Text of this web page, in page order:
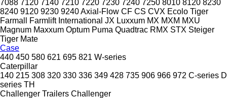
7088 7120 7140 7210 7220 7230 7240 7250 8010 8120 8230
8240 9120 9230 9240Axial-Flow CF CS CVX Ecolo Tiger
Farmall
Farmlift International JX Luxxum MX MXM MXU
Magnum Maxxum Optum Puma Quadtrac RMX STX Steiger
Tiger Mate
Case
440 450 580 621 695 821 W-series
Caterpillar
140 215 308 320 330 336 349 428 735 906 966 972 C-series D
series TH
Challenger Trailers Challenger